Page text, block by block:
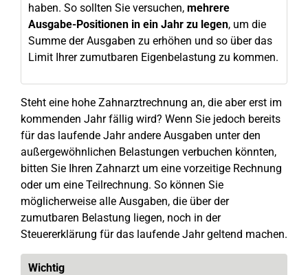
haben. So sollten Sie versuchen, mehrere
Ausgabe-Positionen in ein Jahr zu legen, um die
Summe der Ausgaben zu erhöhen und so über das
Limit Ihrer zumutbaren Eigenbelastung zu kommen.
Steht eine hohe Zahnarztrechnung an, die aber erst im
kommenden Jahr fällig wird? Wenn Sie jedoch bereits
für das laufende Jahr andere Ausgaben unter den
außergewöhnlichen Belastungen verbuchen könnten,
bitten Sie Ihren Zahnarzt um eine vorzeitige Rechnung
oder um eine Teilrechnung. So können Sie
möglicherweise alle Ausgaben, die über der
zumutbaren Belastung liegen, noch in der
Steuererklärung für das laufende Jahr geltend machen.
Wichtig